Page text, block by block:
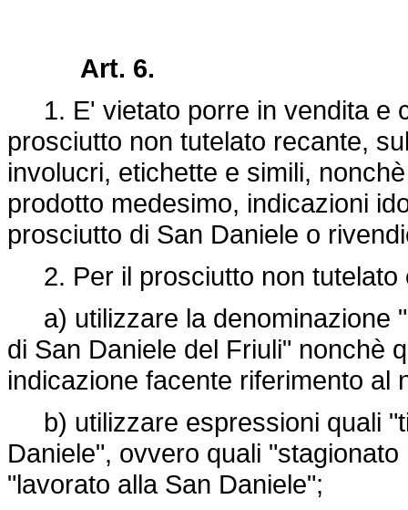
Art. 6.
1. E' vietato porre in vendita e
prosciutto non tutelato recante,
involucri, etichette e simili,
prodotto medesimo, indicazioni
prosciutto di San Daniele o
2. Per il prosciutto non tutelato
a) utilizzare la denominazione
di San Daniele del Friuli" nonchè
indicazione facente riferimento al
b) utilizzare espressioni quali
Daniele", ovvero quali
"lavorato alla San Daniele";